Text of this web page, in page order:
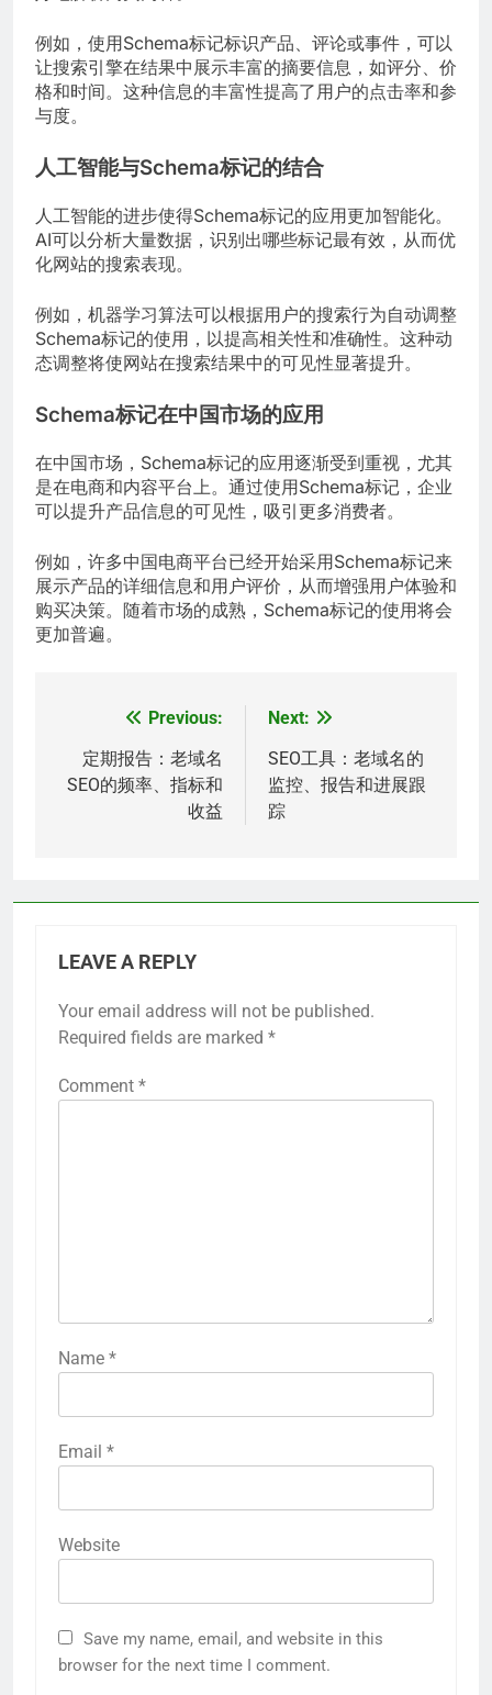
例如，使用Schema标记标识产品、评论或事件，可以
让搜索引擎在结果中展示丰富的摘要信息，如评分、价
格和时间。这种信息的丰富性提高了用户的点击率和参
与度。
人工智能与Schema标记的结合
人工智能的进步使得Schema标记的应用更加智能化。
AI可以分析大量数据，识别出哪些标记最有效，从而优
化网站的搜索表现。
例如，机器学习算法可以根据用户的搜索行为自动调整
Schema标记的使用，以提高相关性和准确性。这种动
态调整将使网站在搜索结果中的可见性显著提升。
Schema标记在中国市场的应用
在中国市场，Schema标记的应用逐渐受到重视，尤其
是在电商和内容平台上。通过使用Schema标记，企业
可以提升产品信息的可见性，吸引更多消费者。
例如，许多中国电商平台已经开始采用Schema标记来
展示产品的详细信息和用户评价，从而增强用户体验和
购买决策。随着市场的成熟，Schema标记的使用将会
更加普遍。
navigation
Previous:
定期报告：老域名
SEO的频率、指标和
收益
Next:
SEO工具：老域名的
监控、报告和进展跟
踪
LEAVE A REPLY
Your email address will not be published.
Required fields are marked *
Comment *
Name *
Email *
Website
Save my name, email, and website in this
browser for the next time I comment.